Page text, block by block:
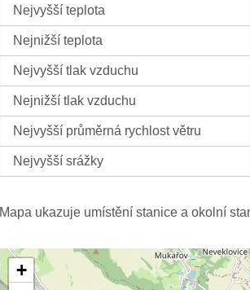
Nejvyšší teplota
Nejnižší teplota
Nejvyšší tlak vzduchu
Nejnižší tlak vzduchu
Nejvyšší průměrná rychlost větru
Nejvyšší srážky
Mapa ukazuje umístění stanice a okolní
+